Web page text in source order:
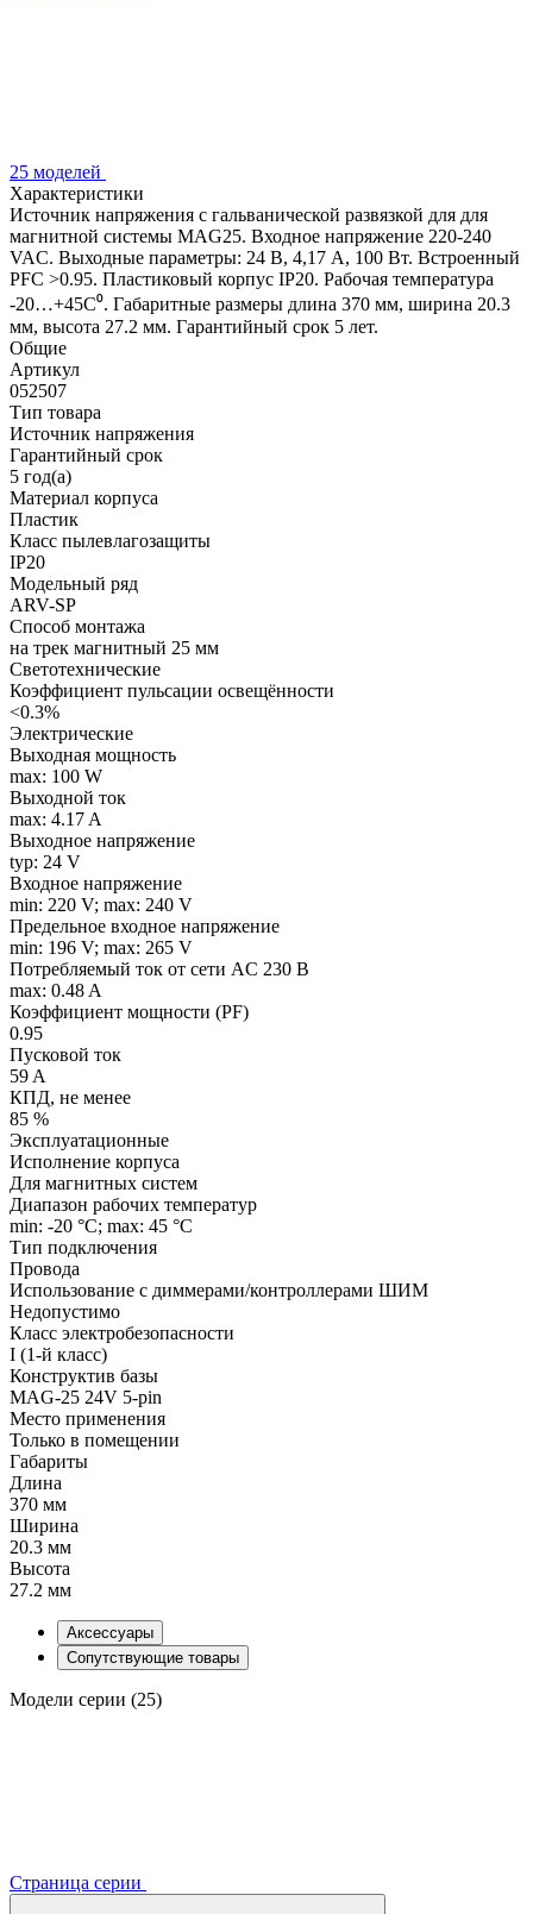
25 моделей
Характеристики
Источник напряжения с гальванической развязкой для для
магнитной системы MAG25. Входное напряжение 220-240
VAC. Выходные параметры: 24 В, 4,17 А, 100 Вт. Встроенный
PFC >0.95. Пластиковый корпус IP20. Рабочая температура
-20…+45C⁰. Габаритные размеры длина 370 мм, ширина 20.3
мм, высота 27.2 мм. Гарантийный срок 5 лет.
Общие
Артикул
052507
Тип товара
Источник напряжения
Гарантийный срок
5 год(а)
Материал корпуса
Пластик
Класс пылевлагозащиты
IP20
Модельный ряд
ARV-SP
Способ монтажа
на трек магнитный 25 мм
Светотехнические
Коэффициент пульсации освещённости
<0.3%
Электрические
Выходная мощность
max: 100 W
Выходной ток
max: 4.17 A
Выходное напряжение
typ: 24 V
Входное напряжение
min: 220 V; max: 240 V
Предельное входное напряжение
min: 196 V; max: 265 V
Потребляемый ток от сети AC 230 В
max: 0.48 A
Коэффициент мощности (PF)
0.95
Пусковой ток
59 A
КПД, не менее
85 %
Эксплуатационные
Исполнение корпуса
Для магнитных систем
Диапазон рабочих температур
min: -20 °C; max: 45 °C
Тип подключения
Провода
Использование с диммерами/контроллерами ШИМ
Недопустимо
Класс электробезопасности
I (1-й класс)
Конструктив базы
MAG-25 24V 5-pin
Место применения
Только в помещении
Габариты
Длина
370 мм
Ширина
20.3 мм
Высота
27.2 мм
Аксессуары
Сопутствующие товары
Модели серии (25)
Страница серии